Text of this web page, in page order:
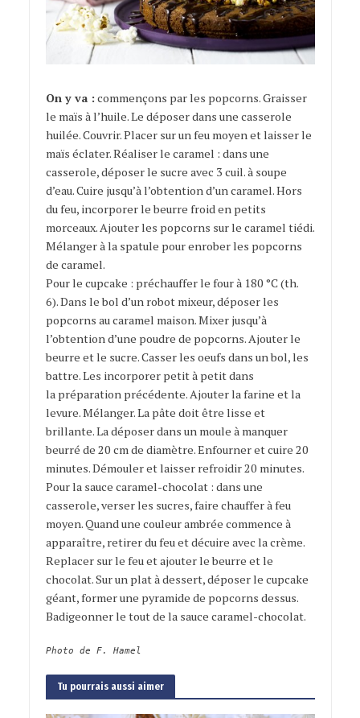
On y va : commençons par les popcorns. Graisser
le maïs à l’huile. Le déposer dans une casserole
huilée. Couvrir. Placer sur un feu moyen et laisser le
maïs éclater. Réaliser le caramel : dans une
casserole, déposer le sucre avec 3 cuil. à soupe
d’eau. Cuire jusqu’à l’obtention d’un caramel. Hors
du feu, incorporer le beurre froid en petits
morceaux. Ajouter les popcorns sur le caramel tiédi.
Mélanger à la spatule pour enrober les popcorns
de caramel.
Pour le cupcake : préchauffer le four à 180 °C (th.
6). Dans le bol d’un robot mixeur, déposer les
popcorns au caramel maison. Mixer jusqu’à
l’obtention d’une poudre de popcorns. Ajouter le
beurre et le sucre. Casser les oeufs dans un bol, les
battre. Les incorporer petit à petit dans
la préparation précédente. Ajouter la farine et la
levure. Mélanger. La pâte doit être lisse et
brillante. La déposer dans un moule à manquer
beurré de 20 cm de diamètre. Enfourner et cuire 20
minutes. Démouler et laisser refroidir 20 minutes.
Pour la sauce caramel-chocolat : dans une
casserole, verser les sucres, faire chauffer à feu
moyen. Quand une couleur ambrée commence à
apparaître, retirer du feu et décuire avec la crème.
Replacer sur le feu et ajouter le beurre et le
chocolat. Sur un plat à dessert, déposer le cupcake
géant, former une pyramide de popcorns dessus.
Badigeonner le tout de la sauce caramel-chocolat.
Photo de F. Hamel
Tu pourrais aussi aimer